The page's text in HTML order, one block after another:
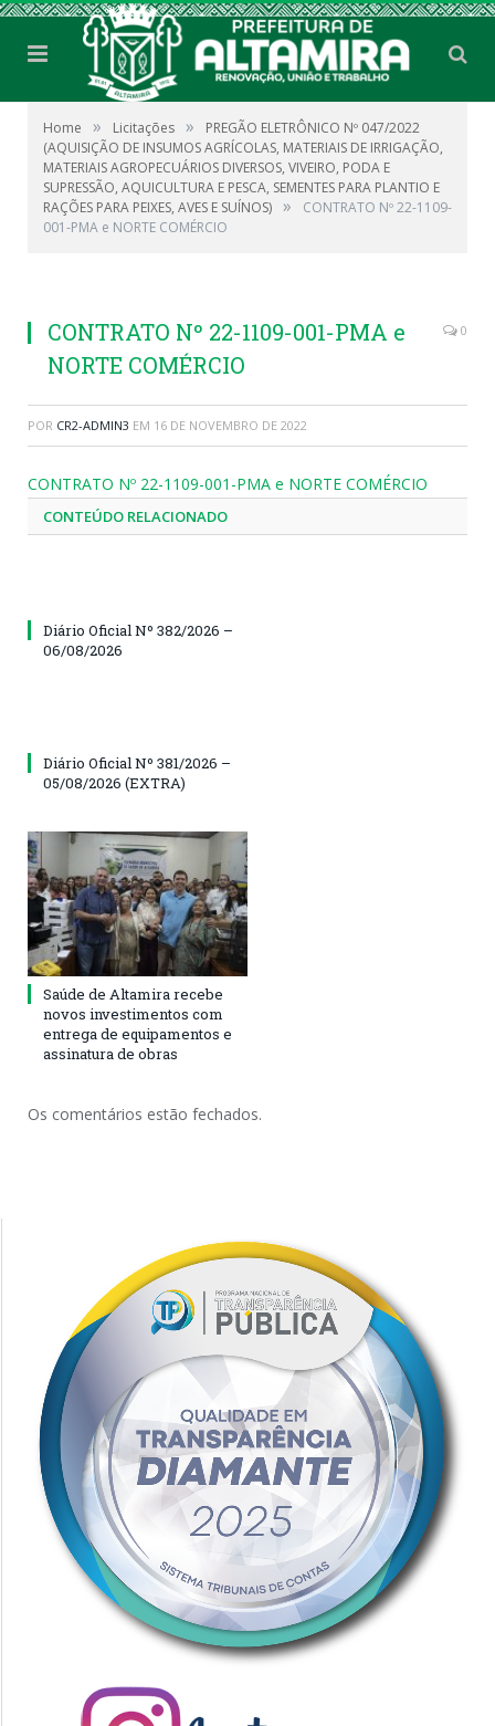
Home » Licitações »
PREGÃO ELETRÔNICO Nº 047/2022
(AQUISIÇÃO DE INSUMOS AGRÍCOLAS, MATERIAIS DE IRRIGAÇÃO,
MATERIAIS AGROPECUÁRIOS DIVERSOS, VIVEIRO, PODA E
SUPRESSÃO, AQUICULTURA E PESCA, SEMENTES PARA PLANTIO E
RAÇÕES PARA PEIXES, AVES E SUÍNOS) »
CONTRATO Nº 22-1109-
001-PMA e NORTE COMÉRCIO
CONTRATO Nº 22-1109-001-PMA e
NORTE COMÉRCIO
0
POR CR2-ADMIN3 EM 16 DE NOVEMBRO DE 2022
CONTRATO Nº 22-1109-001-PMA e NORTE COMÉRCIO
CONTEÚDO RELACIONADO
Diário Oficial Nº 382/2026 –
06/08/2026
Diário Oficial Nº 381/2026 –
05/08/2026 (EXTRA)
Saúde de Altamira recebe
novos investimentos com
entrega de equipamentos e
assinatura de obras
Os comentários estão fechados.